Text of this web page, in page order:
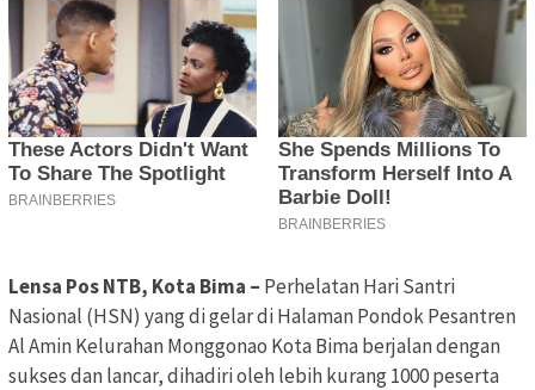
Lensa Pos NTB, Kota Bima – Perhelatan Hari Santri
Nasional (HSN) yang di gelar di Halaman Pondok Pesantren
Al Amin Kelurahan Monggonao Kota Bima berjalan dengan
sukses dan lancar, dihadiri oleh lebih kurang 1000 peserta